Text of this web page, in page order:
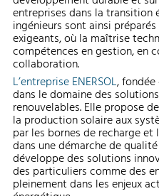
entreprises dans la transition
ingénieurs sont ainsi
exigeants, où la maîtrise
compétences en gestion, en
collaboration.
L’entreprise ENERSOL,
dans le domaine des
renouvelables. Elle propose
la production solaire aux
par les bornes de recharge et
dans une démarche de
développe des solutions
des particuliers comme des
pleinement dans les enjeux